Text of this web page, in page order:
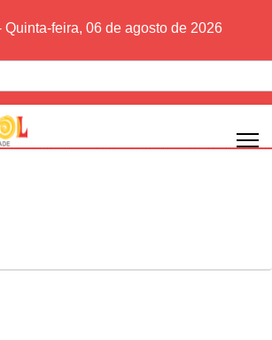
Quinta-feira, 06 de agosto de 2026